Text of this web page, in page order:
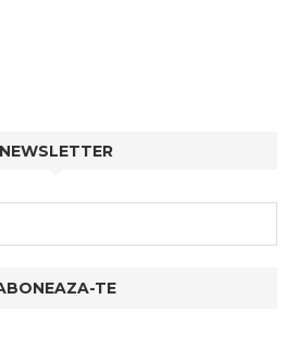
NEWSLETTER